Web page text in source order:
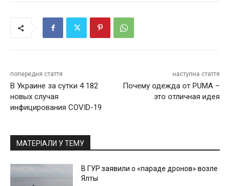
попередня стаття
В Украине за сутки 4 182
новых случая
инфицирования COVID-19
наступна стаття
Почему одежда от PUMA –
это отличная идея
МАТЕРІАЛИ У ТЕМУ
В ГУР заявили о «параде дронов» возле
Ялты